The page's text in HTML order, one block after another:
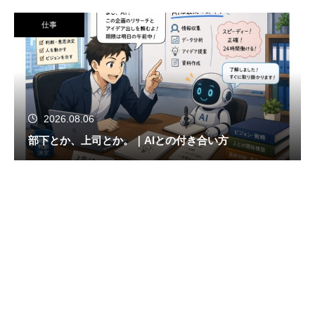
仕事
2026.08.06
部下とか、上司とか。｜AIとの付き合い方